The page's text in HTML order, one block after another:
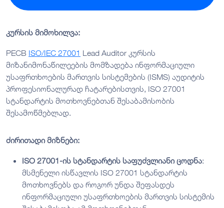
კურსის მიმოხილვა:
PECB ISO/IEC 27001 Lead Auditor კურსის
მიზანიმონაწილეების მომზადება ინფორმაციული
უსაფრთხოების მართვის სისტემების (ISMS) აუდიტის
პროფესიონალურად ჩატარებისთვის, ISO 27001
სტანდარტის მოთხოვნებთან შესაბამისობის
შესამოწმებლად.
ძირითადი მიზნები:
ISO 27001-ის სტანდარტის საფუძვლიანი ცოდნა:
მსმენელი ისწავლის ISO 27001 სტანდარტის
მოთხოვნებს და როგორ უნდა შეფასდეს
ინფორმაციული უსაფრთხოების მართვის სისტემის